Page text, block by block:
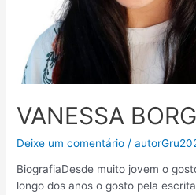
VANESSA
Deixe um comentário /
BiografiaDesde muito jovem o
longo dos anos o gosto pela